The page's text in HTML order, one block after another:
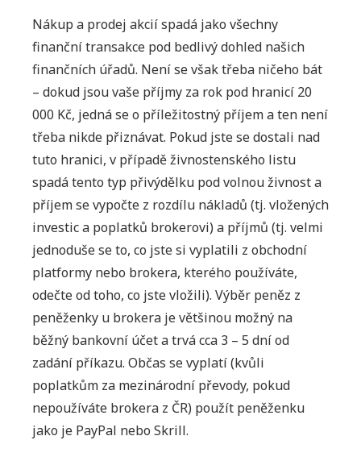
Nákup a prodej akcií spadá jako všechny
finanční transakce pod bedlivý dohled našich
finančních úřadů. Není se však třeba ničeho bát
– dokud jsou vaše příjmy za rok pod hranicí 20
000 Kč, jedná se o příležitostný příjem a ten není
třeba nikde přiznávat. Pokud jste se dostali nad
tuto hranici, v případě živnostenského listu
spadá tento typ přivýdělku pod volnou živnost a
příjem se vypočte z rozdílu nákladů (tj. vložených
investic a poplatků brokerovi) a příjmů (tj. velmi
jednoduše se to, co jste si vyplatili z obchodní
platformy nebo brokera, kterého používáte,
odečte od toho, co jste vložili). Výběr peněz z
peněženky u brokera je většinou možný na
běžný bankovní účet a trvá cca 3 – 5 dní od
zadání příkazu. Občas se vyplatí (kvůli
poplatkům za mezinárodní převody, pokud
nepoužíváte brokera z ČR) použít peněženku
jako je PayPal nebo Skrill.